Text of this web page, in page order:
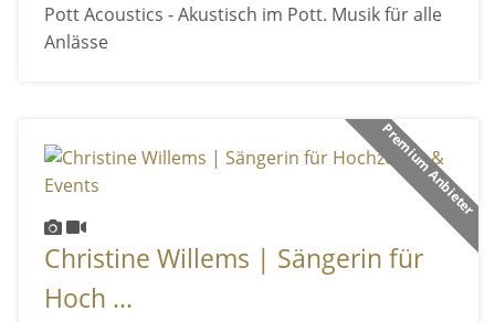
Pott Acoustics - Akustisch im Pott. Musik für alle
Anlässe
Premium Anbieter
Christine Willems | Sängerin für
Hoch ...